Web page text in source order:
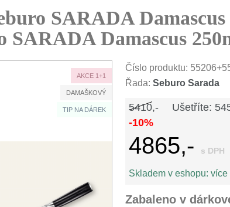
SARADA Damascus
SARADA Damascus
AKCE 1+1
DAMAŠKOVÝ
TIP NA DÁREK
Číslo produktu:
Řada: Seburo Sarada
5410,- Ušetříte:
-10%
4865,- s DPH
Skladem v eshopu: více
Zabaleno v